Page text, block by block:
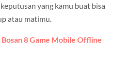
yang kamu buat bisa
atau matimu.
Bosan 8 Game Mobile Offline